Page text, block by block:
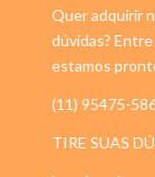
Quer adquirir
dúvidas?
estamos
(11) 95475-
TIRE SUAS